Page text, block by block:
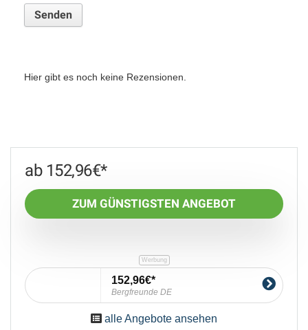
Hier gibt es noch keine Rezensionen.
152,96€
ZUM GÜNSTIGSTEN ANGEBOT
152,96€
Bergfreunde DE
alle Angebote ansehen